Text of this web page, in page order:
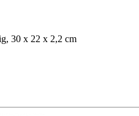
30 x 22 x 2,2 cm